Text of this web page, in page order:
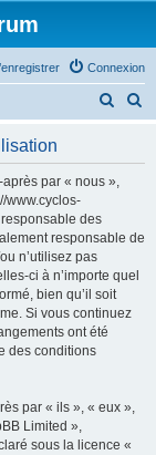
Connexion
r
h
e
par « nous »,
www.cyclos-
des
responsable de
n’utilisez pas
ci à n’importe quel
bien qu’il soit
Si vous continuez
ont été
des conditions
par « ils », « eux »,
Limited »,
sous la licence «